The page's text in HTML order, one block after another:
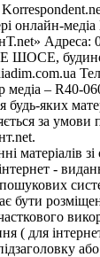
онлайн-
Адреса:
медіа – R40-
будь-яких
за умови
матеріалів
-
бути
( для